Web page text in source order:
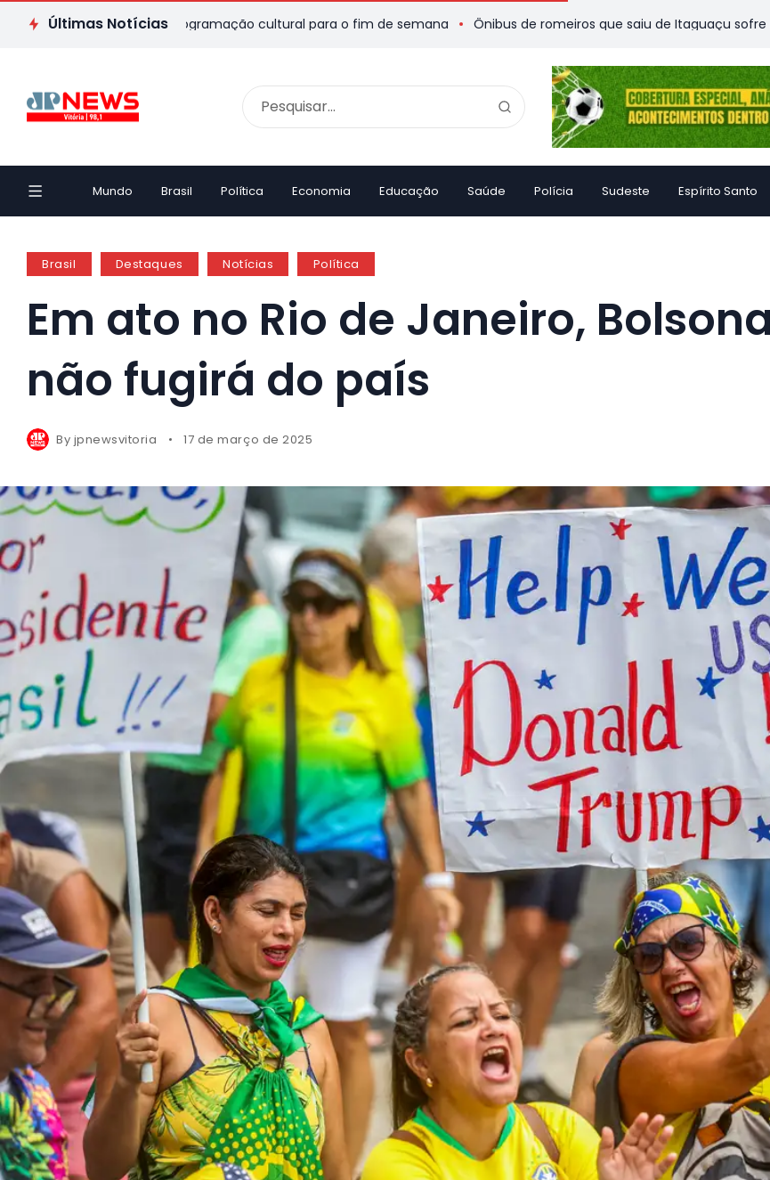
Últimas Notícias
veja passeios e programação cultural para o fim de semana Ônibus de romeiros que saiu de Itaguaçu sofre acidente e
Mundo Brasil Política Economia Educação Saúde Polícia Sudeste Espírito Santo
Brasil Destaques Notícias Política
Em ato no Rio de Janeiro,
não fugirá do país
By jpnewsvitoria 17 de março de 2025